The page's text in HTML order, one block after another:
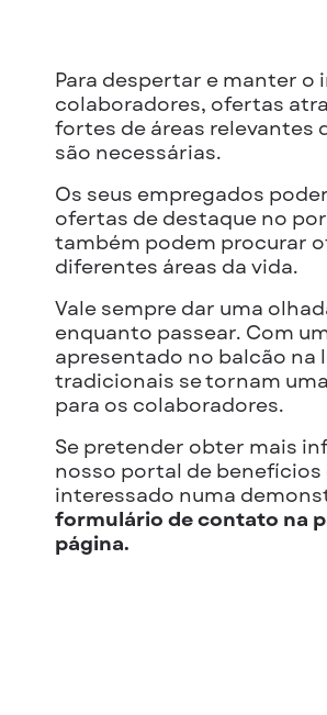
Para despertar e manter o
colaboradores, ofertas
fortes de áreas relevantes
são necessárias.
Os seus empregados
ofertas de destaque no
também podem procurar
diferentes áreas da vida.
Vale sempre dar uma
enquanto passear. Com
apresentado no balcão na
tradicionais se tornam
para os colaboradores.
Se pretender obter mais
nosso portal de benefícios
interessado numa
formulário de contato na
página.